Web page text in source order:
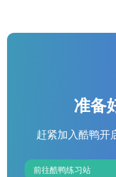
准备
赶紧加入酷鸭开
前往酷鸭练习站